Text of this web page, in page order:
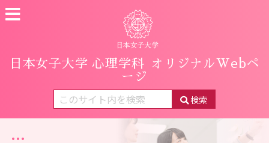
日本女子大学 心理学科
オリジナルWebペ
ージ
検索